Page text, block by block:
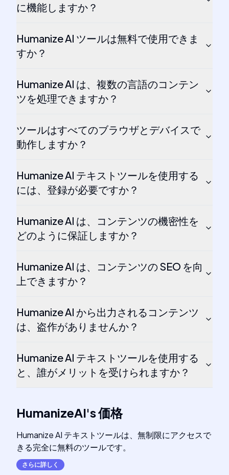
に機能しますか？
Humanize AI ツールは無料で使用できま
すか？
Humanize AI は、複数の言語のコンテン
ツを処理できますか？
ツールはすべてのブラウザとデバイスで
動作しますか？
Humanize AI テキストツールを使用する
には、登録が必要ですか？
Humanize AI は、コンテンツの機密性を
どのように保証しますか？
Humanize AI は、コンテンツの SEO を向
上できますか？
Humanize AI から出力されるコンテンツ
は、盗作がありませんか？
Humanize AI テキストツールを使用する
と、誰がメリットを受けられますか？
HumanizeAI's価格
Humanize AI テキストツールは、無制限にアクセスで
きる完全に無料のツールです。
さらに詳しく